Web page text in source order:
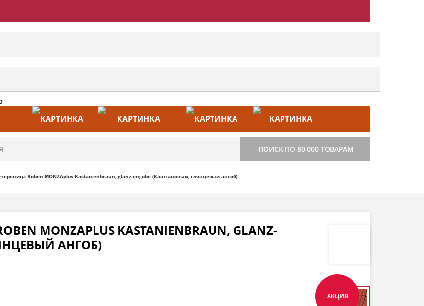
СТРОИТЕЛЬСТВО
ПОИСК ПО 80 000 ТОВАРАМ
Roben MONZAplus Kastanienbraun, glanz-engobe (Каштановый, глянцевый ангоб)
MONZAPLUS KASTANIENBRAUN, GLANZ-
АНГОБ)
АКЦИЯ